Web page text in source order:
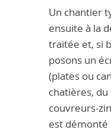
Un chantier
ensuite à la
traitée et, si
posons un
(plates ou
chatières,
couvreurs-
est